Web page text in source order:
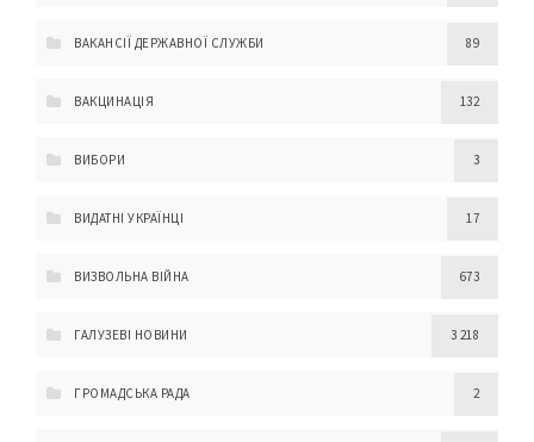
ВАКАНСІЇ ДЕРЖАВНОЇ СЛУЖБИ 89
ВАКЦИНАЦІЯ 132
ВИБОРИ 3
ВИДАТНІ УКРАЇНЦІ 17
ВИЗВОЛЬНА ВІЙНА 673
ГАЛУЗЕВІ НОВИНИ 3 218
ГРОМАДСЬКА РАДА 2